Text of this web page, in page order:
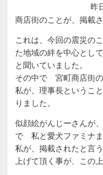
昨
商店街のことが、掲載
これは、今回の震災の
た地域の絆を中心とし
と聞いていました。
その中で 宮町商店街の
私が、理事長というこ
りました。
似顔絵がんじーさんが
で 私と愛犬ファミナま
私が、掲載されたと言
上げて頂く事が、この